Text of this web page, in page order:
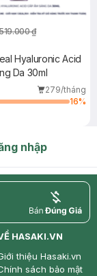
₫
Hyaluronic Acid
Da 30ml
279/tháng
16%
nhập
price
HASAKI.VN
thiệu Hasaki.vn
sách bảo mật